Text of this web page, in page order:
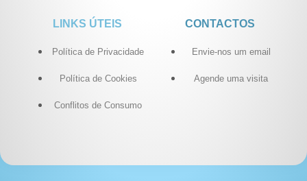
LINKS ÚTEIS
Política de Privacidade
Política de Cookies
Conflitos de Consumo
CONTACTOS
Envie-nos um email
Agende uma visita